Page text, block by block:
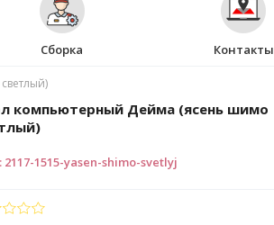
Сборка Контакты
компьютерный Дейма (ясень шимо
: 2117-1515-yasen-shimo-svetlyj